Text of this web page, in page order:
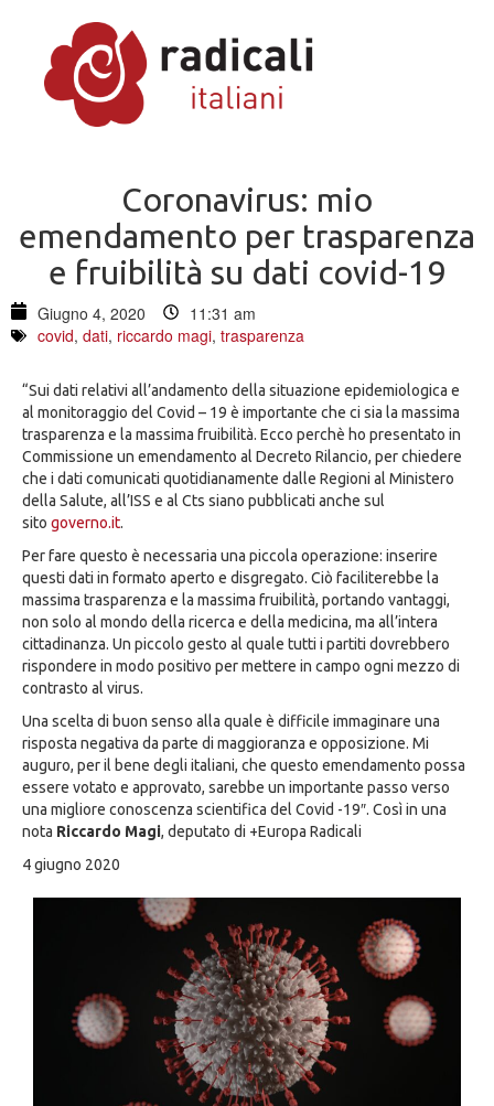
Coronavirus: mio
emendamento per trasparenza
e fruibilità su dati covid-19
Giugno 4, 2020
11:31 am
covid, dati, riccardo magi, trasparenza
“Sui dati relativi all’andamento della situazione epidemiologica e
al monitoraggio del Covid – 19 è importante che ci sia la massima
trasparenza e la massima fruibilità. Ecco perchè ho presentato in
Commissione un emendamento al Decreto Rilancio, per chiedere
che i dati comunicati quotidianamente dalle Regioni al Ministero
della Salute, all’ISS e al Cts siano pubblicati anche sul
sito governo.it.
Per fare questo è necessaria una piccola operazione: inserire
questi dati in formato aperto e disgregato. Ciò faciliterebbe la
massima trasparenza e la massima fruibilità, portando vantaggi,
non solo al mondo della ricerca e della medicina, ma all’intera
cittadinanza. Un piccolo gesto al quale tutti i partiti dovrebbero
rispondere in modo positivo per mettere in campo ogni mezzo di
contrasto al virus.
Una scelta di buon senso alla quale è difficile immaginare una
risposta negativa da parte di maggioranza e opposizione. Mi
auguro, per il bene degli italiani, che questo emendamento possa
essere votato e approvato, sarebbe un importante passo verso
una migliore conoscenza scientifica del Covid -19″. Così in una
nota Riccardo Magi, deputato di +Europa Radicali
4 giugno 2020